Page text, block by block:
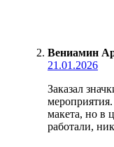
Вениамин
21.01.2026
Заказал
макета, но в
работали,